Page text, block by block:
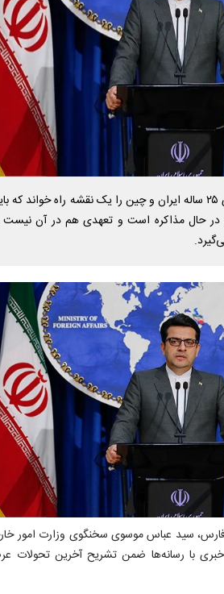
سخنگوی وزارت امور خارجه سند همکاری ۲۵ ساله ایران و چین را یک نقشه راه
در حال مذاکره است و تعهدی هم در آن نیست
فارس، سید عباس موسوی سخنگوی وزارت امور
با رسانه‌ها ضمن تشریح آخرین تحولات